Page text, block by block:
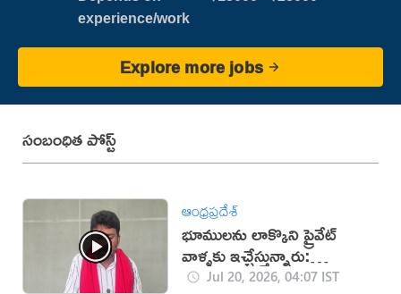
experience/work
Explore more jobs
సంబంధిత పోస్ట్
ఆంధ్రప్రదేశ్
భూములను లాక్కొని ప్రైవేట్
వాళ్ళకు ఇచ్చేస్తున్నారు:
కారుమూరు (వీడియో)
Jul 20, 2026, 04:07 IST